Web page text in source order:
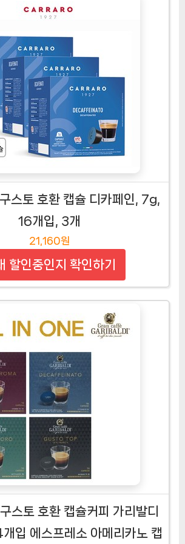
스토 호환 캡슐 디카페인, 7g,
16개입, 3개
21,160원
할인중인지 확인하기
스토 호환 캡슐커피 가리발디
입 에스프레소 아메리카노 캡